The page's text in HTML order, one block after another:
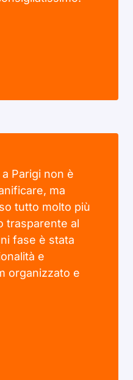
a Parigi non è
ma
tutto molto più
trasparente al
fase è stata
e
organizzato e